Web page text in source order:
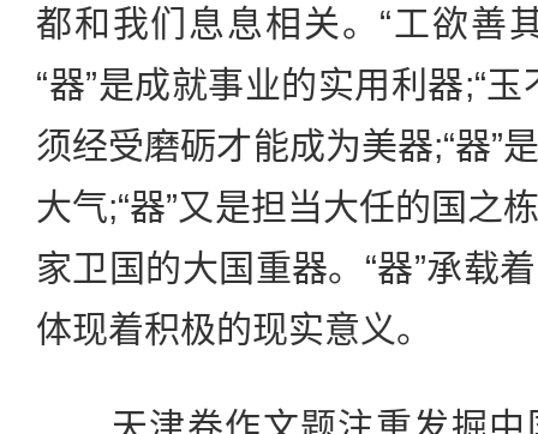
都和我们息息相关。“工欲善
“器”是成就事业的实用利器;“
须经受磨砺才能成为美器;“器”
大气;“器”又是担当大任的国之
家卫国的大国重器。“器”承载
体现着积极的现实意义。